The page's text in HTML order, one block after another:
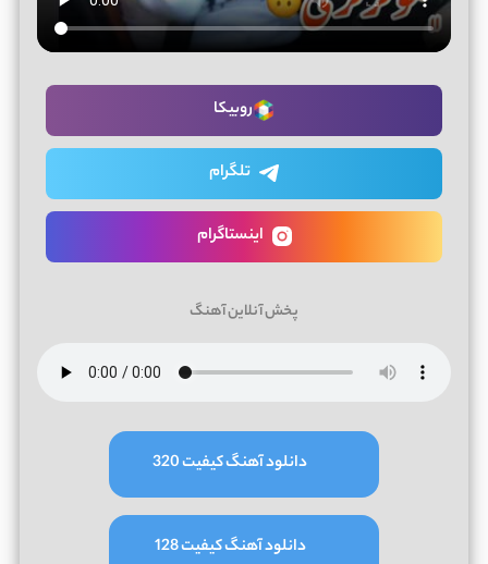
روبیکا
تلگرام
اینستاگرام
پخش آنلاین آهنگ
دانلود آهنگ کیفیت 320
دانلود آهنگ کیفیت 128